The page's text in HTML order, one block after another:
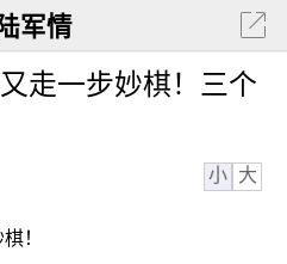
军情
走一步妙棋！三个
小 大
！